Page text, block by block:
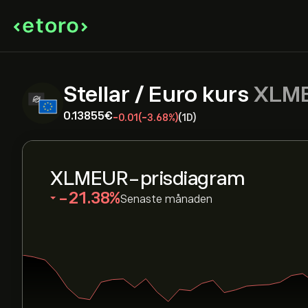
Stellar / Euro kurs
0.13855‎€‎-0.01 (-3.68%)(1D)
XLMEUR-prisdiagram
‎-21.38‎ Senaste månaden